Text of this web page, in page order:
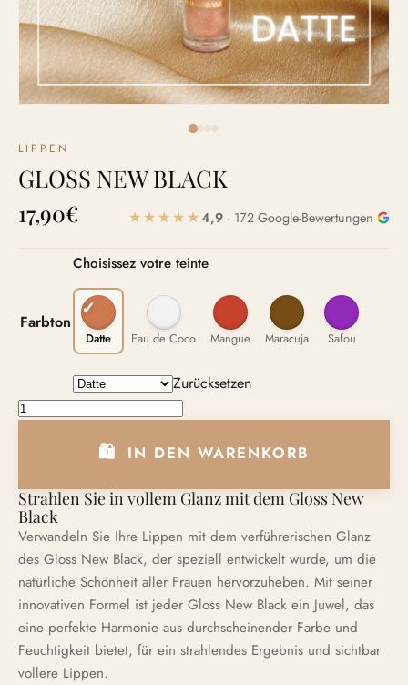
LIPPEN
GLOSS NEW BLACK
17,90€ 4,9 · 172 Google-Bewertungen
Farbton
Choisissez votre teinte
Datte Eau de Coco Mangue Maracuja Safou
Zurücksetzen
GLOSS NEW BLACK Menge
IN DEN WARENKORB
Strahlen Sie in vollem Glanz mit dem Gloss New
Black
Verwandeln Sie Ihre Lippen mit dem verführerischen Glanz
des Gloss New Black, der speziell entwickelt wurde, um die
natürliche Schönheit aller Frauen hervorzuheben. Mit seiner
innovativen Formel ist jeder Gloss New Black ein Juwel, das
eine perfekte Harmonie aus durchscheinender Farbe und
Feuchtigkeit bietet, für ein strahlendes Ergebnis und sichtbar
vollere Lippen.